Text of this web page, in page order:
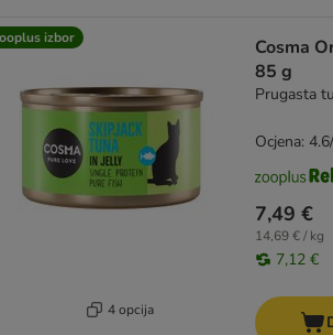
izbor
4 opcija
Cosma
85 g
Prugasta
7,49 €
14,69 € / kg
7,12 €
Ocjena: